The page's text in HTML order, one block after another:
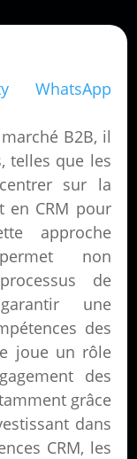
WhatsApp
B2B, il
telles que les
sur la
en CRM pour
approche
non
de
une
des
joue un rôle
des
grâce
dans
CRM, les